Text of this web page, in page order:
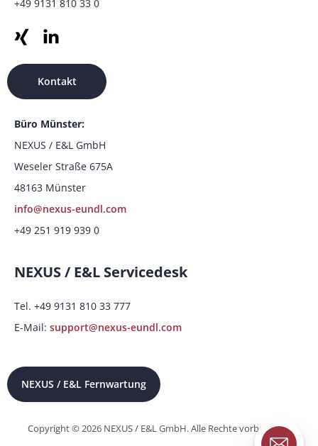
+49 9131 810 33 0
Büro Münster:
NEXUS / E&L GmbH
Weseler Straße 675A
48163 Münster
info@nexus-eundl.com
+49 251 919 939 0
NEXUS / E&L Servicedesk
Tel. +49 9131 810 33 777
E-Mail: support@nexus-eundl.com
Kontakt
NEXUS / E&L Fernwartung
Copyright © 2026 NEXUS / E&L GmbH. Alle Rechte vorbehalten